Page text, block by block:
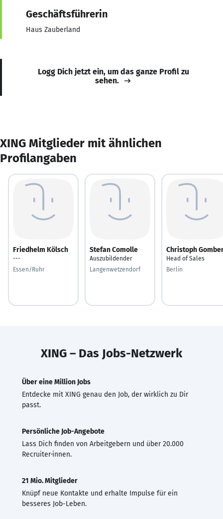
Geschäftsführerin
Haus Zauberland
Logg Dich jetzt ein, um das ganze Profil zu
sehen.
XING Mitglieder mit ähnlichen
Profilangaben
Friedhelm Kölsch
---
Essen/Ruhr
Stefan Comolle
Auszubildender
Langenwetzendorf
Christoph
Head of Sales
Berlin
XING – Das Jobs-Netzwerk
Über eine Million Jobs
Entdecke mit XING genau den Job, der wirklich zu Dir
passt.
Persönliche Job-Angebote
Lass Dich finden von Arbeitgebern und über 20.000
Recruiter·innen.
21 Mio. Mitglieder
Knüpf neue Kontakte und erhalte Impulse für ein
besseres Job-Leben.